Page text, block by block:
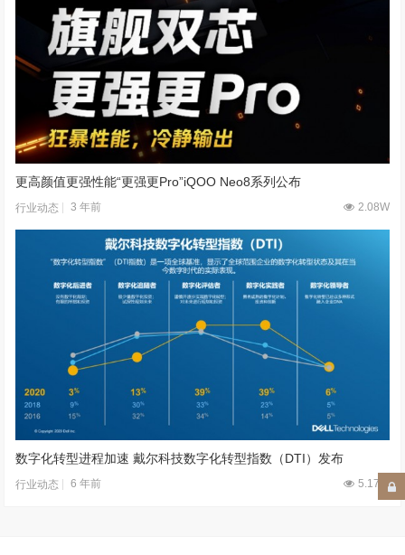
更高颜值更强性能“更强更Pro”iQOO Neo8系列公布
行业动态 3 年前 2.08W
数字化转型进程加速 戴尔科技数字化转型指数（DTI）发布
行业动态 6 年前 5.17W